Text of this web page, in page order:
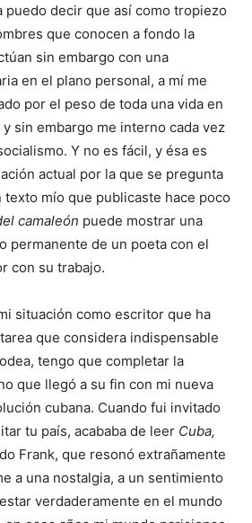
puedo decir que así como tropiezo
que conocen a fondo la
sin embargo con una
en el plano personal, a mí me
por el peso de toda una vida en
sin embargo me interno cada vez
Y no es fácil, y ésa es
actual por la que se pregunta
texto mío que publicaste hace poco
camaleón puede mostrar una
permanente de un poeta con el
con su trabajo.
situación como escritor que ha
que considera indispensable
tengo que completar la
que llegó a su fin con mi nueva
cubana. Cuando fui invitado
tu país, acababa de leer Cuba,
Frank, que resonó extrañamente
a una nostalgia, a un sentimiento
verdaderamente en el mundo